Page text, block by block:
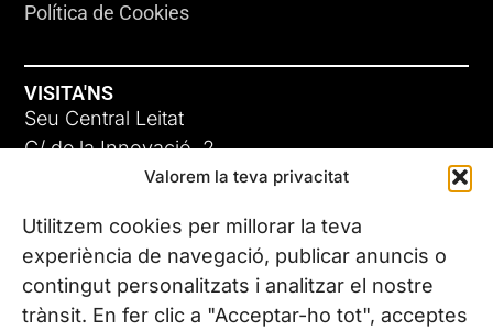
Valorem la teva privacitat
Utilitzem cookies per millorar la teva
experiència de navegació, publicar anuncis o
contingut personalitzats i analitzar el nostre
trànsit. En fer clic a "Acceptar-ho tot", acceptes
Política de Cookies
VISITA'NS
Seu Central Leitat
C/ de la Innovació, 2
08225 Terrassa, (Barcelona)
Coneix les nostres seus
CONTACTA’NS
Tel. (+34) 937 882 300